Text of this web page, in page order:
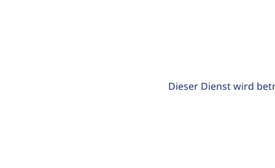
Dieser Dienst wird